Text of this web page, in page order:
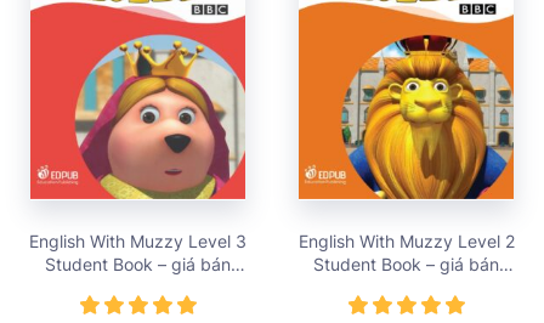
English With Muzzy Level 3
Student Book – giá bán
English With Muzzy Level 2
Student Book – giá bán